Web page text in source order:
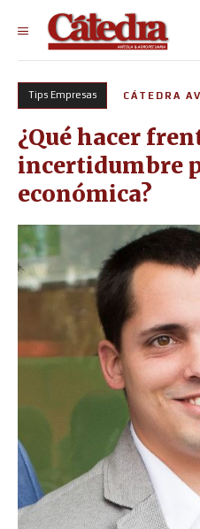
Tips Empresas CÁTEDRA
¿Qué hacer
incertidumbre
económica?